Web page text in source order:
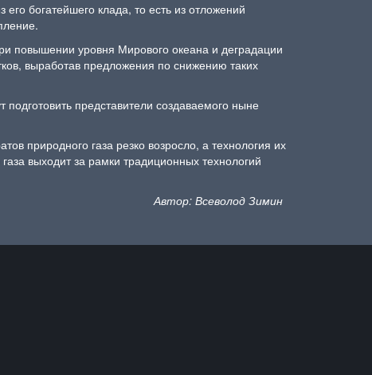
богатейшего клада, то есть из отложений
повышении уровня Мирового океана и деградации
выработав предложения по снижению таких
представители создаваемого ныне
природного газа резко возросло, а технология их
выходит за рамки традиционных технологий
Автор: Всеволод Зимин